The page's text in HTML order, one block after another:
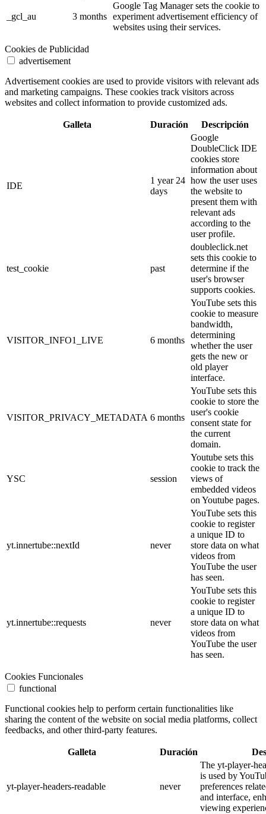
_gcl_au 3 months
Google Tag Manager sets the cookie to
experiment advertisement efficiency of
websites using their services.
Cookies de Publicidad
advertisement
Advertisement cookies are used to provide visitors with relevant ads
and marketing campaigns. These cookies track visitors across
websites and collect information to provide customized ads.
Galleta Duración Descripción
IDE
1 year 24
days
Google
DoubleClick IDE
cookies store
information about
how the user uses
the website to
present them with
relevant ads
according to the
user profile.
test_cookie past
doubleclick.net
sets this cookie to
determine if the
user's browser
supports cookies.
VISITOR_INFO1_LIVE 6 months
YouTube sets this
cookie to measure
bandwidth,
determining
whether the user
gets the new or
old player
interface.
VISITOR_PRIVACY_METADATA 6 months
YouTube sets this
cookie to store the
user's cookie
consent state for
the current
domain.
YSC session
Youtube sets this
cookie to track the
views of
embedded videos
on Youtube pages.
yt.innertube::nextId never
YouTube sets this
cookie to register
a unique ID to
store data on what
videos from
YouTube the user
has seen.
yt.innertube::requests never
YouTube sets this
cookie to register
a unique ID to
store data on what
videos from
YouTube the user
has seen.
Cookies Funcionales
functional
Functional cookies help to perform certain functionalities like
sharing the content of the website on social media platforms, collect
feedbacks, and other third-party features.
Galleta Duración
yt-player-headers-readable never
The yt-player-
is used by
preferences
and interface,
viewing